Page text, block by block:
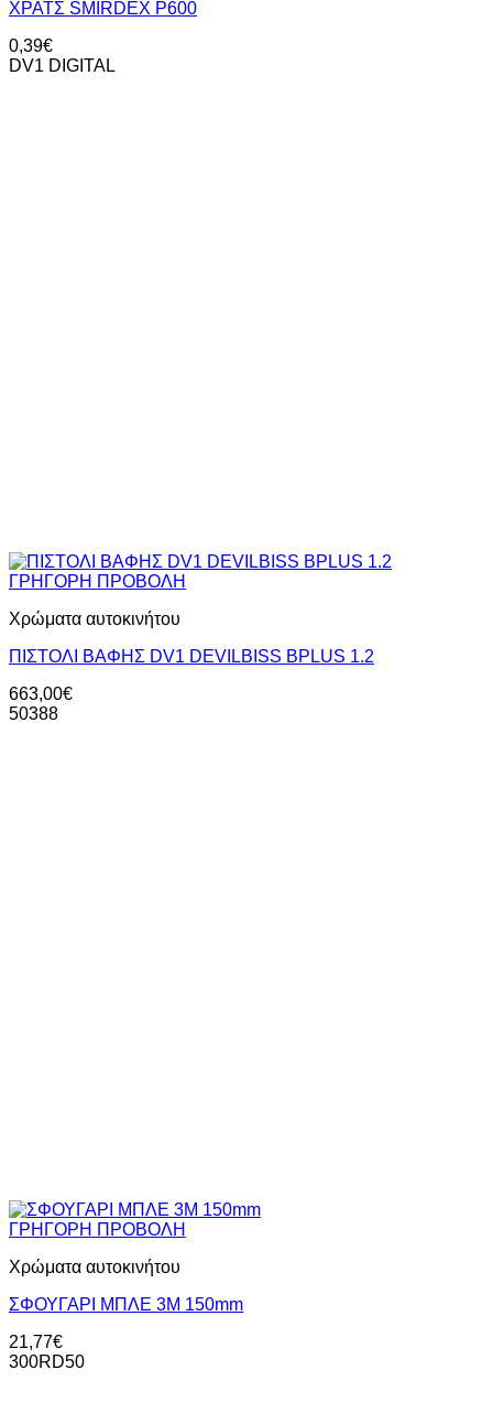
XΡΑΤΣ SMIRDEX P600
0,39€
DV1 DIGITAL
ΓΡΗΓΟΡΗ ΠΡΟΒΟΛΗ
Χρώματα αυτοκινήτου
ΠΙΣΤΟΛΙ ΒΑΦΗΣ DV1 DEVILBISS BPLUS 1.2
663,00€
50388
ΓΡΗΓΟΡΗ ΠΡΟΒΟΛΗ
Χρώματα αυτοκινήτου
ΣΦΟΥΓΑΡΙ ΜΠΛΕ 3M 150mm
21,77€
300RD50